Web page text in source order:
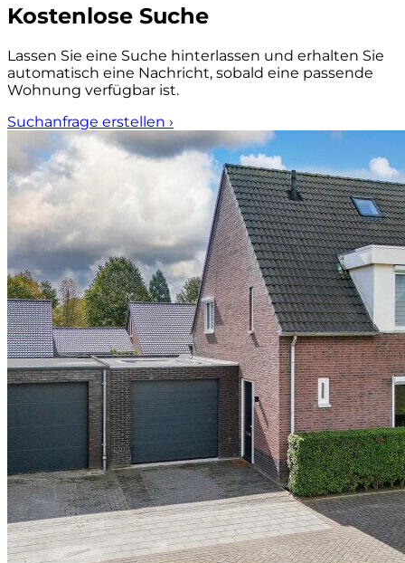
Kostenlose Suche
Lassen Sie eine Suche hinterlassen und erhalten Sie
automatisch eine Nachricht, sobald eine passende
Wohnung verfügbar ist.
Suchanfrage erstellen ›